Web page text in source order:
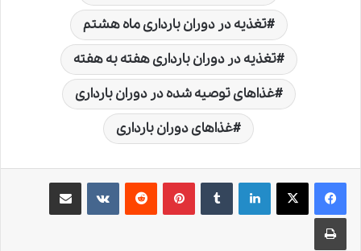
تغذیه در دوران بارداری ماه هشتم
تغذیه در دوران بارداری هفته به هفته
غذاهای توصیه شده در دوران بارداری
غذاهای دوران بارداری
لینکدین ‫تامبلر ‫پین‌ترست‫رددیت ‫VKontakteاشتراک گذاری از طریق ایمیل
چاپ